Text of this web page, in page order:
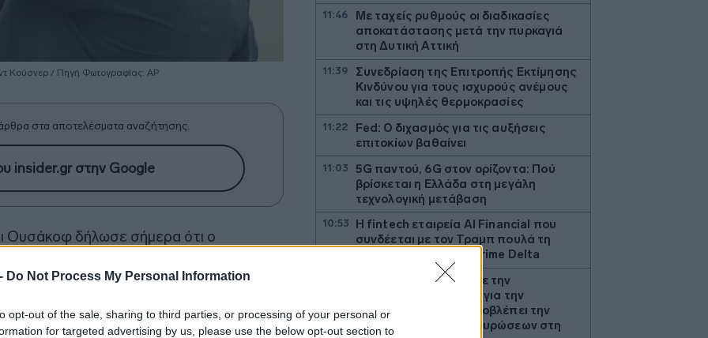
Do Not Process My Personal Information
opt-out of the sale, sharing to third parties, or processing of your personal or
for targeted advertising by us, please use the below opt-out section to
Κούσνερ / Πηγή Φωτογραφίας: ΑΡ
στα αποτελέσματα αναζήτησης.
insider.gr στην Google
Ουσάκοφ δήλωσε σήμερα ότι ο
και Τζάρεντ Κούσνερ θα
για να συνεχίσουν τον διάλογο με
Ουκρανία, μετέδωσε το ρωσικό
11:46
Με ταχείς ρυθμούς οι διαδικασίες
αποκατάστασης μετά την πυρκαγιά
στη Δυτική Αττική
11:39
Συνεδρίαση της Επιτροπής Εκτίμησης
Κινδύνου για τους ισχυρούς ανέμους
και τις υψηλές θερμοκρασίες
11:22
Fed: Ο διχασμός για τις αυξήσεις
επιτοκίων βαθαίνει
11:03
5G παντού, 6G στον ορίζοντα: Πού
βρίσκεται η Ελλάδα στη μεγάλη
τεχνολογική μετάβαση
10:53
Η fintech εταιρεία AI Financial που
συνδέεται με τον Τραμπ πουλά τη
θυγατρική της στην Prime Delta
Ζελένσκι: Ευχαρίστησε την
αμερικανική Γερουσία για την
υιοθέτηση ν/σ που προβλέπει την
επιβολή σημαντικών κυρώσεων στη